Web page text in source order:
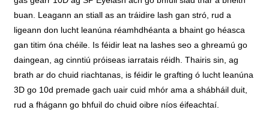
buan. Leagann an stiall as an tráidire lash gan stró, rud a
ligeann don lucht leanúna réamhdhéanta a bhaint go héasca
gan titim óna chéile. Is féidir leat na lashes seo a ghreamú go
daingean, ag cinntiú próiseas iarratais réidh. Thairis sin, ag
brath ar do chuid riachtanas, is féidir le grafting ó lucht leanúna
3D go 10d premade gach uair cuid mhór ama a shábháil duit,
rud a fhágann go bhfuil do chuid oibre níos éifeachtaí.